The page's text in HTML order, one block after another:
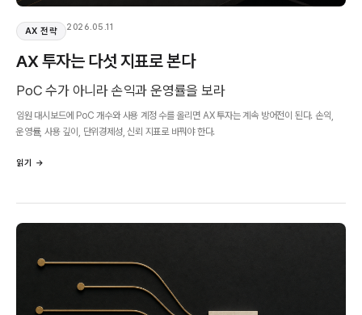
AX 전략 2026.05.11
AX 투자는 다섯 지표로 본다
PoC 수가 아니라 손익과 운영률을 보라
임원 대시보드에 PoC 개수와 사용 계정 수를 올리면 AX 투자는 계속 방어전이 된다. 손익,
운영률, 사용 깊이, 단위경제성, 신뢰 지표로 바꿔야 한다.
읽기 →